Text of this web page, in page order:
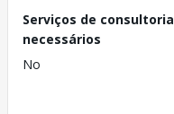
Serviços de consultoria
necessários
No